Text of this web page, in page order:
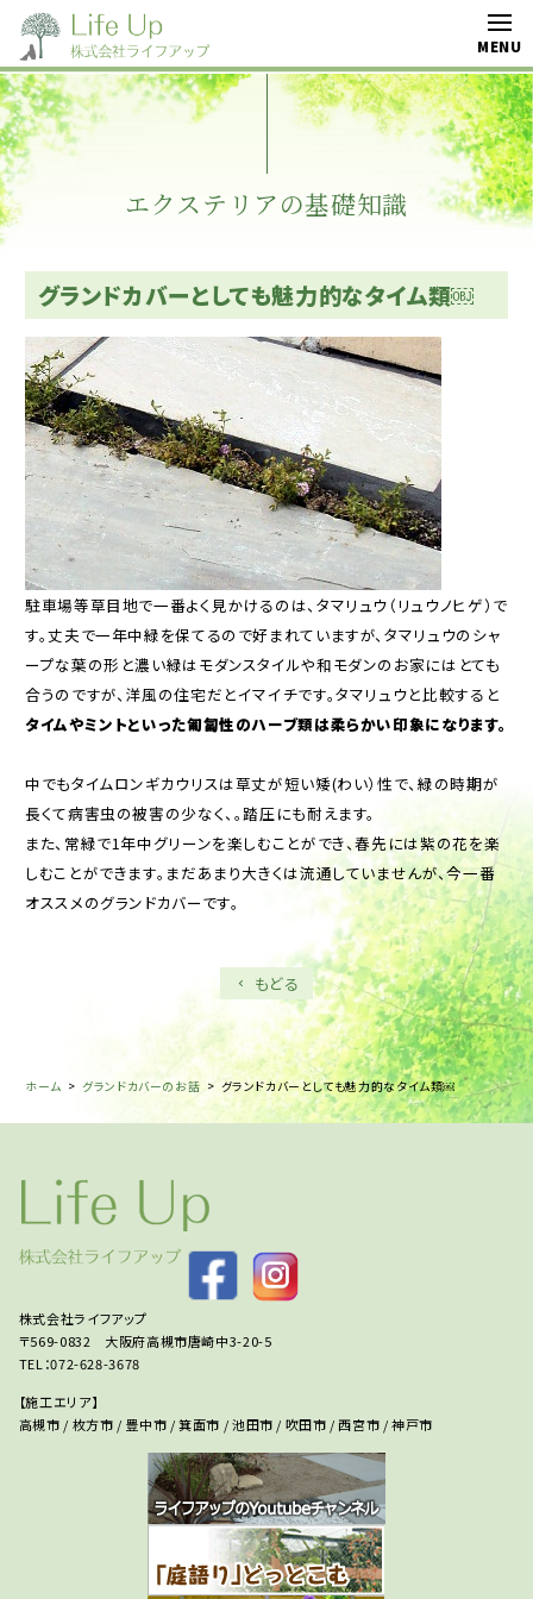
エクステリアの基礎知識
グランドカバーとしても魅力的なタイム類￼
駐車場等草目地で一番よく見かけるのは、タマリュウ（リュウノヒゲ）で
す。丈夫で一年中緑を保てるので好まれていますが、タマリュウのシャ
ープな葉の形と濃い緑はモダンスタイルや和モダンのお家にはとても
合うのですが、洋風の住宅だとイマイチです。タマリュウと比較すると
タイムやミントといった匍匐性のハーブ類は柔らかい印象になります。
中でもタイムロンギカウリスは草丈が短い矮(わい）性で、緑の時期が
長くて病害虫の被害の少なく、。踏圧にも耐えます。
また、常緑で1年中グリーンを楽しむことができ、春先には紫の花を楽
しむことができます。まだあまり大きくは流通していませんが、今一番
オススメのグランドカバーです。
もどる
ホーム >グランドカバーのお話 >グランドカバーとしても魅力的なタイム類￼
株式会社ライフアップ
〒569-0832 大阪府高槻市唐崎中3-20-5
TEL：072-628-3678
【施工エリア】
高槻市 / 枚方市 / 豊中市 / 箕面市 / 池田市 / 吹田市 / 西宮市 / 神戸市